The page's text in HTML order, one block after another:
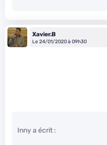
Xavier.B
Le 24/01/2020 à 09h30
Inny a écrit :